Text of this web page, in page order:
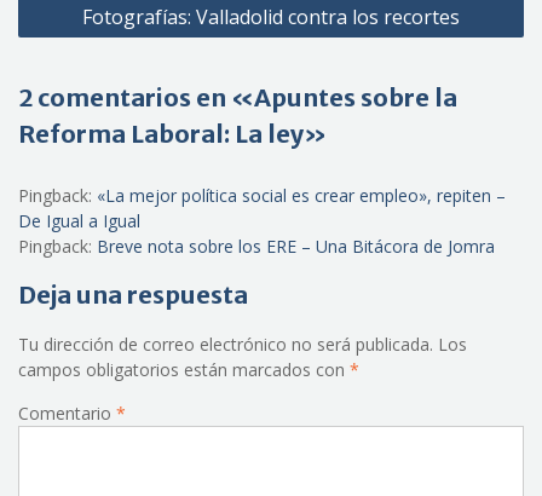
entradasFotografías: Valladolid contra los recortes
2 comentarios en «Apuntes sobre la
Reforma Laboral: La ley»
Pingback: «La mejor política social es crear empleo», repiten –
De Igual a Igual
Pingback: Breve nota sobre los ERE – Una Bitácora de Jomra
Deja una respuesta
Tu dirección de correo electrónico no será publicada. Los
campos obligatorios están marcados con *
Comentario *